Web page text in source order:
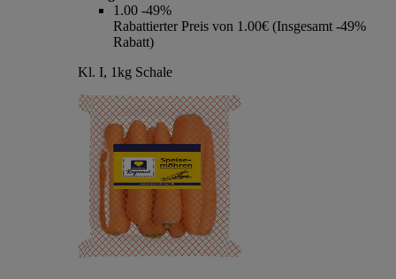
1.00 -49%
Rabattierter Preis von 1.00€ (Insgesamt -49%
Rabatt)
Kl. I, 1kg Schale